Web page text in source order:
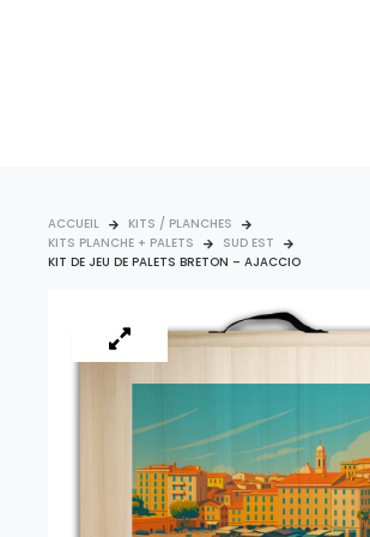
ACCUEIL
KITS / PLANCHES
KITS PLANCHE + PALETS
SUD EST
KIT DE JEU DE PALETS BRETON – AJACCIO